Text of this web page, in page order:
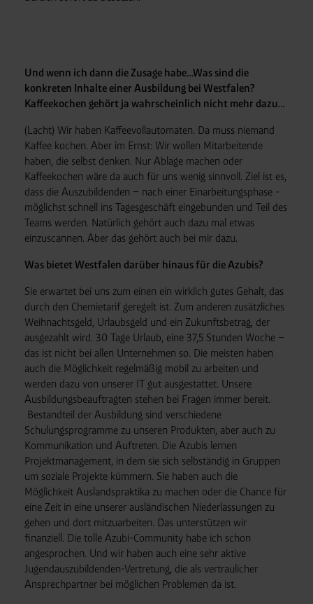
Und wenn ich dann die Zusage habe…Was sind die
konkreten Inhalte einer Ausbildung bei Westfalen?
Kaffeekochen gehört ja wahrscheinlich nicht mehr dazu…
(Lacht) Wir haben Kaffeevollautomaten. Da muss niemand
Kaffee kochen. Aber im Ernst: Wir wollen Mitarbeitende
haben, die selbst denken. Nur Ablage machen oder
Kaffeekochen wäre da auch für uns wenig sinnvoll. Ziel ist es,
dass die Auszubildenden – nach einer Einarbeitungsphase -
möglichst schnell ins Tagesgeschäft eingebunden und Teil des
Teams werden. Natürlich gehört auch dazu mal etwas
einzuscannen. Aber das gehört auch bei mir dazu.
Was bietet Westfalen darüber hinaus für die Azubis?
Sie erwartet bei uns zum einen ein wirklich gutes Gehalt, das
durch den Chemietarif geregelt ist. Zum anderen zusätzliches
Weihnachtsgeld, Urlaubsgeld und ein Zukunftsbetrag, der
ausgezahlt wird. 30 Tage Urlaub, eine 37,5 Stunden Woche –
das ist nicht bei allen Unternehmen so. Die meisten haben
auch die Möglichkeit regelmäßig mobil zu arbeiten und
werden dazu von unserer IT gut ausgestattet. Unsere
Ausbildungsbeauftragten stehen bei Fragen immer bereit.
Bestandteil der Ausbildung sind verschiedene
Schulungsprogramme zu unseren Produkten, aber auch zu
Kommunikation und Auftreten. Die Azubis lernen
Projektmanagement, in dem sie sich selbständig in Gruppen
um soziale Projekte kümmern. Sie haben auch die
Möglichkeit Auslandspraktika zu machen oder die Chance für
eine Zeit in eine unserer ausländischen Niederlassungen zu
gehen und dort mitzuarbeiten. Das unterstützen wir
finanziell. Die tolle Azubi-Community habe ich schon
angesprochen. Und wir haben auch eine sehr aktive
Jugendauszubildenden-Vertretung, die als vertraulicher
Ansprechpartner bei möglichen Problemen da ist.